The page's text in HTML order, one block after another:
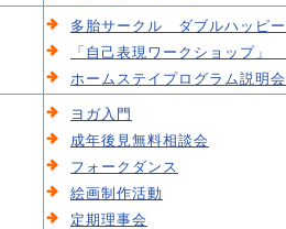
多胎サークル ダブルハッピー
「自己表現ワークショップ」
ホームステイプログラム説明会
ヨガ入門
成年後見無料相談会
フォークダンス
絵画制作活動
定期理事会